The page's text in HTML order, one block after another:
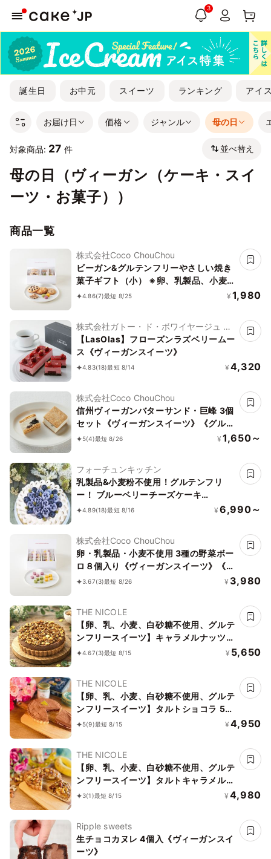
3
誕生日 お中元 スイーツ ランキング アイ
お届け日 価格 ジャンル 母の日
対象商品: 27 件 並べ替え
母の日（ヴィーガン（ケーキ・スイ
ーツ・お菓子））
商品一覧
株式会社Coco ChouChou
ビーガン&グルテンフリーやさしい焼き
菓子ギフト（小） ※卵、乳製品、小麦
粉、白砂糖不使用 《ヴィーガンスイー
4.86(7)最短 8/25 ¥ 1,980
株式会社ガトー・ド・ボワイヤージュ ブ
ランドLasolas
【LasOlas】フローズンラズベリームー
ス《ヴィーガンスイーツ》
4.83(18)最短 8/14 ¥ 4,320
株式会社Coco ChouChou
信州ヴィーガンバターサンド・巨峰 3個
セット《ヴィーガンスイーツ》《グルテ
ンフリー》
5(4)最短 8/26 ¥ 1,650～
フォーチュンキッチン
乳製品&小麦粉不使用！グルテンフリ
ー！ ブルーベリーチーズケーキ
15cm《ヴィーガンスイーツ・ヴィーガ
4.89(18)最短 8/16 ¥ 6,990～
株式会社Coco ChouChou
卵・乳製品・小麦不使用 3種の野菜ボー
ロ８個入り《ヴィーガンスイーツ》《グ
ルテンフリー》
3.67(3)最短 8/26 ¥ 3,980
THE NICOLE
【卵、乳、小麦、白砂糖不使用、グルテ
ンフリースイーツ】キャラメルナッツバ
ナーヌショコラ【京豆腐仕込み】 5号
ィーガンケーキ》 《無添加》《アレル
ギー配慮》
4.67(3)最短 8/15 ¥ 5,650
THE NICOLE
【卵、乳、小麦、白砂糖不使用、グルテ
ンフリースイーツ】タルトショコラ 5号
15cm【京豆腐仕込み】《ヴィーガンス
5(9)最短 8/15 ¥ 4,950
THE NICOLE
【卵、乳、小麦、白砂糖不使用、グルテ
ンフリースイーツ】タルトキャラメルナ
ッツバナーヌ 5号 15cm 《ヴィーガンス
3(1)最短 8/15 ¥ 4,980
Ripple sweets
生チョコカヌレ 4個入《ヴィーガンスイ
ーツ》